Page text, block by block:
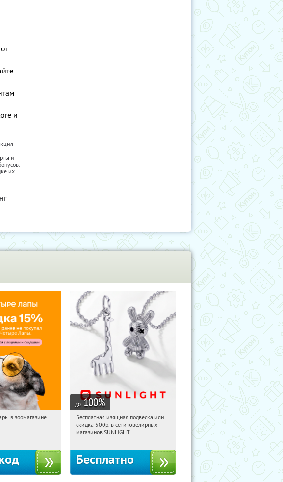
и
и
их
Получи первым!
в зоомагазине
до 100%
13:20:01 Получили:
Россия
Бесплатная изящная подвеска или
скидка 500р. в сети ювелирных
магазинов SUNLIGHT
Бесплатно